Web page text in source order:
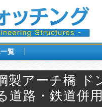
覧
製アーチ橋 ド
道路・鉄道併